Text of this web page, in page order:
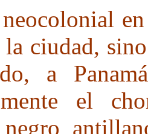
la ciudad,
a
el